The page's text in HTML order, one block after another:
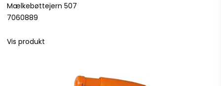
Mælkebøttejern 507
7060889
Vis produkt